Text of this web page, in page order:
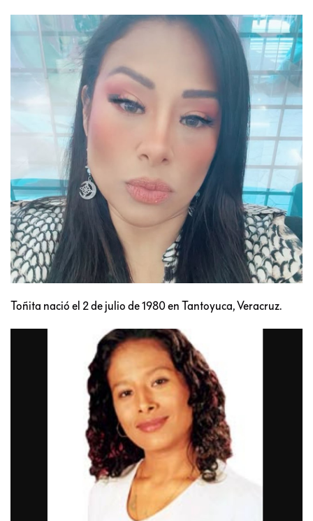
Toñita nació el 2 de julio de 1980 en Tantoyuca, Veracruz.